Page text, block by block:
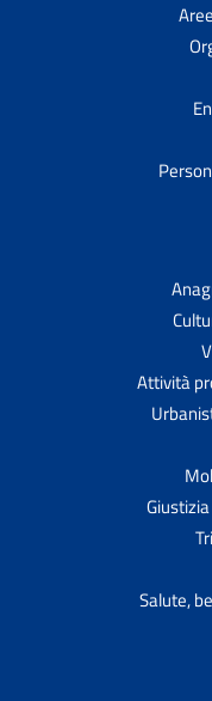
Attività
Salute,